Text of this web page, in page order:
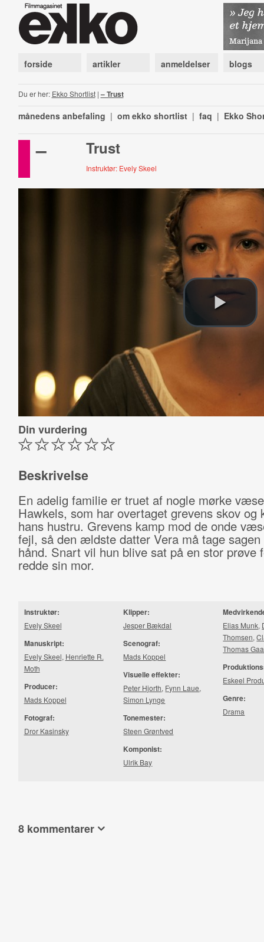
forside artikler anmeldelser blogs
Du er her: Ekko Shortlist| – Trust
månedens anbefaling | om ekko shortlist | faq | Ekko
– Trust
Instruktør: Evely Skeel
Din vurdering
Beskrivelse
En adelig familie er truet af nogle mørke
Hawkels, som har overtaget grevens skov og
hans hustru. Grevens kamp mod de onde
fejl, så den ældste datter Vera må tage sagen
hånd. Snart vil hun blive sat på en stor prøve
redde sin mor.
Instruktør:
Evely Skeel
Manuskript:
Evely Skeel, Henriette R.
Moth
Producer:
Mads Koppel
Fotograf:
Dror Kasinsky
Klipper:
Jesper Bækdal
Scenograf:
Mads Koppel
Visuelle effekter:
Peter Hjorth, Fynn Laue,
Simon Lynge
Tonemester:
Steen Grøntved
Komponist:
Ulrik Bay
Elias Munk,
Thomsen,
Thomas
Eskeel
Genre:
Drama
8 kommentarer